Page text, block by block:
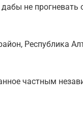
дабы не
Республика
частным